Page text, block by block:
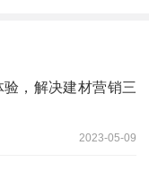
验，解决建材营销三
2023-05-09